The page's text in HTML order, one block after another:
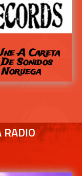
A Careta
Sonidos
RADIO